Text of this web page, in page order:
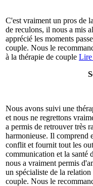
C'est vraiment un pros de
de reculons, il nous a mis
apprécié les moments
couple. Nous le
à la thérapie de couple Lire
Nous avons suivi une
et nous ne regrettons
a permis de retrouver très
harmonieuse. Il comprend
conflit et fournit tout les
communication et la santé
nous a vraiment permis
un spécialiste de la
couple. Nous le